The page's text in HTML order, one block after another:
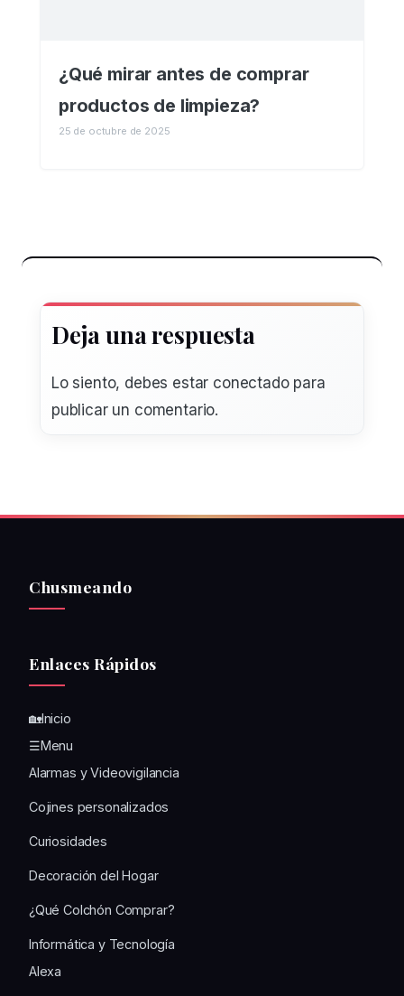
¿Qué mirar antes de comprar
productos de limpieza?
25 de octubre de 2025
Deja una respuesta
Lo siento, debes estar conectadopara
publicar un comentario.
Chusmeando
Enlaces Rápidos
🏡Inicio
☰Menu
Alarmas y Videovigilancia
Cojines personalizados
Curiosidades
Decoración del Hogar
¿Qué Colchón Comprar?
Informática y Tecnología
Alexa